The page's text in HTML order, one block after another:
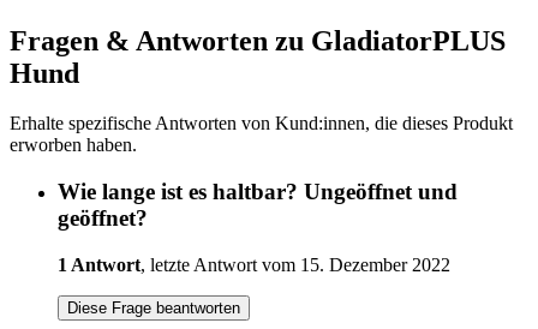
Fragen & Antworten zu GladiatorPLUS
Hund
Erhalte spezifische Antworten von Kund:innen, die dieses Produkt
erworben haben.
Wie lange ist es haltbar? Ungeöffnet und
geöffnet?
1 Antwort, letzte Antwort vom 15. Dezember 2022
Diese Frage beantworten